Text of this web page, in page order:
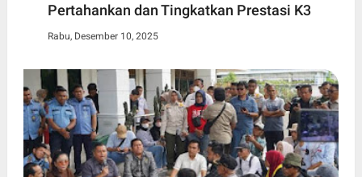
Pertahankan dan Tingkatkan Prestasi K3
Rabu, Desember 10, 2025